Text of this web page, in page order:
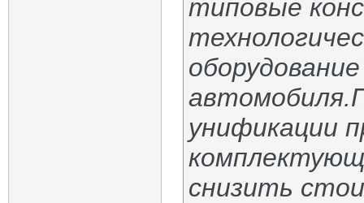
типовые
унификации
снизить